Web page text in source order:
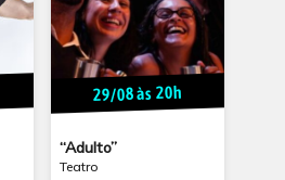
29/08 às 20h
“Adulto”
Teatro